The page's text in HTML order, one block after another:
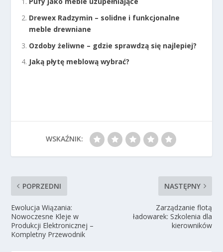
Drewex Radzymin – solidne i funkcjonalne
meble drewniane
Ozdoby żeliwne – gdzie sprawdzą się najlepiej?
Jaką płytę meblową wybrać?
WSKAŹNIK:
POPRZEDNI
Ewolucja Wiązania:
Nowoczesne Kleje w
Produkcji Elektronicznej –
Kompletny Przewodnik
NASTĘPNY
Zarządzanie flotą
ładowarek: Szkolenia dla
kierowników